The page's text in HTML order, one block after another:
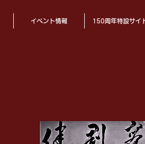
イベント情報 150周年特設サイ